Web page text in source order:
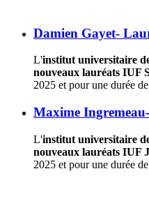
Damien Gayet-
L'institut universitaire
nouveaux lauréats IUF
2025 et pour une durée
Maxime
L'institut universitaire
nouveaux lauréats IUF
2025 et pour une durée